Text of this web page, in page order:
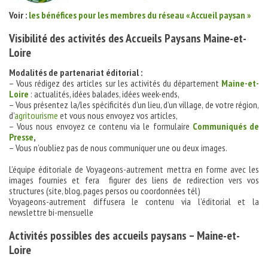
Voir : les bénéfices pour les membres du réseau « Accueil paysan »
Visibilité des activités des Accueils Paysans Maine-et-
Loire
Modalités de partenariat éditorial :
– Vous rédigez des articles sur les activités du département Maine-et-
Loire : actualités, idées balades, idées week-ends,
– Vous présentez la/les spécificités d’un lieu, d’un village, de votre région,
d’agritourisme et vous nous envoyez vos articles,
– Vous nous envoyez ce contenu via le formulaire Communiqués de
Presse,
– Vous n’oubliez pas de nous communiquer une ou deux images.
L’équipe éditoriale de Voyageons-autrement mettra en forme avec les
images fournies et fera figurer des liens de redirection vers vos
structures (site, blog, pages persos ou coordonnées tél)
Voyageons-autrement diffusera le contenu via l’éditorial et la
newslettre bi-mensuelle
Activités possibles des accueils paysans – Maine-et-
Loire